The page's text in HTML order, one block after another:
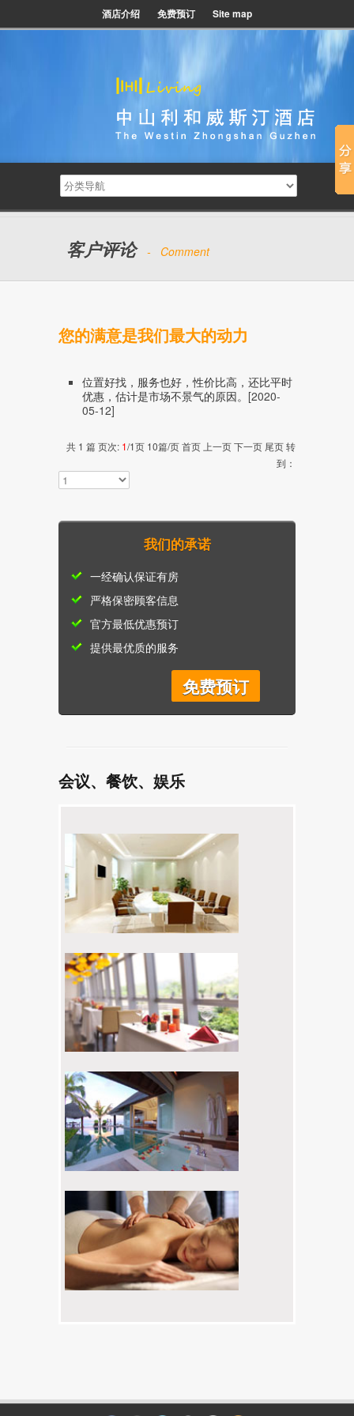
酒店介绍 免费预订 Site map
客户评论 - Comment
您的满意是我们最大的动力
位置好找，服务也好，性价比高，还比平时
优惠，估计是市场不景气的原因。 [2020-
05-12]
共 1 篇 页次: 1/1页 10篇/页 首页 上一页 下一页 尾页 转
到：
我们的承诺
一经确认保证有房
严格保密顾客信息
官方最低优惠预订
提供最优质的服务
免费预订
会议、餐饮、娱乐